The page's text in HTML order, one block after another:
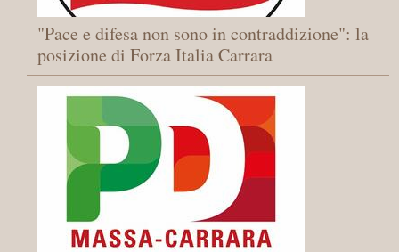
"Pace e difesa non sono in contraddizione": la
posizione di Forza Italia Carrara